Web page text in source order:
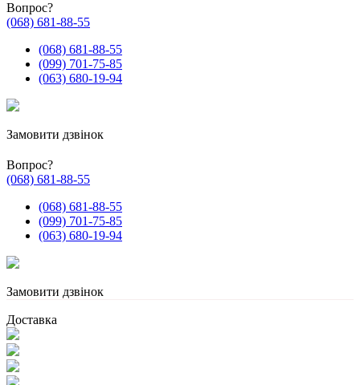
Вопрос?
(068) 681-88-55
(068) 681-88-55
(099) 701-75-85
(063) 680-19-94
Замовити дзвінок
Вопрос?
(068) 681-88-55
(068) 681-88-55
(099) 701-75-85
(063) 680-19-94
Замовити дзвінок
Доставка